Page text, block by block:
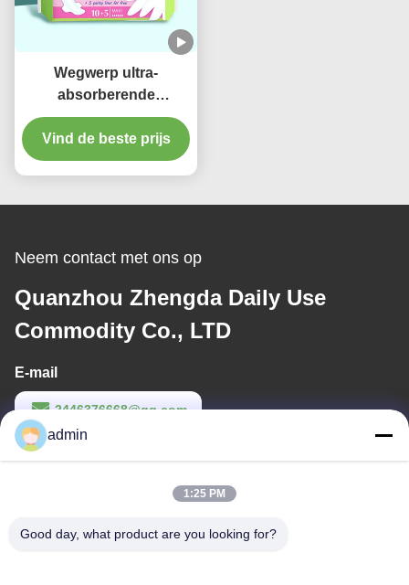
Wegwerp ultra-
absorberende
maandverband 290 mm
aangepast voor gebruik
's nachts
Vind de beste prijs
Neem contact met ons op
Quanzhou Zhengda Daily Use
Commodity Co., LTD
E-mail
2446376668@qq.com
Werktijd
admin
1:25 PM
Good day, what product are you looking for?